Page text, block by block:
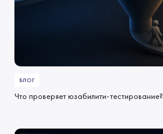
БЛОГ
Что проверяет юзабилити-тестирование?